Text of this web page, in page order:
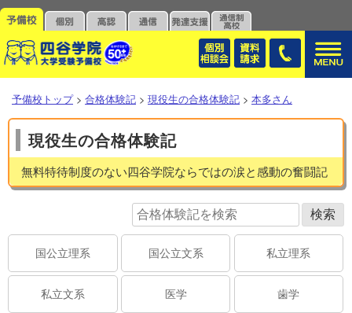
予備校トップ > 合格体験記 > 現役生の合格体験記 > 本多さん
現役生の合格体験記
無料特待制度のない四谷学院ならではの涙と感動の奮闘記
国公立理系 国公立文系 私立理系
私立文系 医学 歯学